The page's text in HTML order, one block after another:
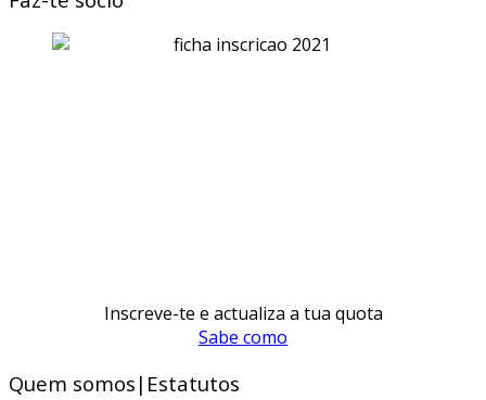
Inscreve-te e actualiza a tua quota
Sabe como
Quem somos|Estatutos